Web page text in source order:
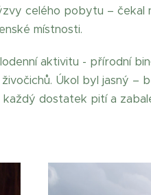
celého pobytu – čekal
místnosti.
aktivitu - přírodní
Úkol byl jasný –
dostatek pití a